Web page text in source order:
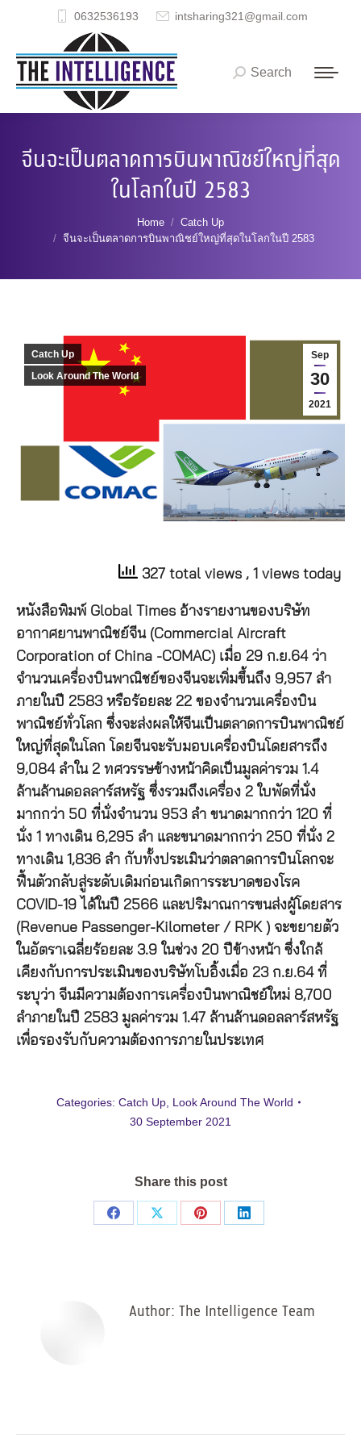
0632536193 intsharing321@gmail.com
Search:
Search
จีนจะเป็นตลาดการบินพาณิชย์ใหญ่ที่สุด
ในโลกในปี 2583
Home
Catch Up
จีนจะเป็นตลาดการบินพาณิชย์ใหญ่ที่สุดในโลกในปี 2583
Sep
30
2021
Catch Up
Look Around The World
327 total views , 1 views today
หนังสือพิมพ์ Global Times อ้างรายงานของบริษัท
อากาศยานพาณิชย์จีน (Commercial Aircraft
Corporation of China -COMAC) เมื่อ 29 ก.ย.64 ว่า
จำนวนเครื่องบินพาณิชย์ของจีนจะเพิ่มขึ้นถึง 9,957 ลำ
ภายในปี 2583 หรือร้อยละ 22 ของจำนวนเครื่องบิน
พาณิชย์ทั่วโลก ซึ่งจะส่งผลให้จีนเป็นตลาดการบินพาณิชย์
ใหญ่ที่สุดในโลก โดยจีนจะรับมอบเครื่องบินโดยสารถึง
9,084 ลำใน 2 ทศวรรษข้างหน้าคิดเป็นมูลค่ารวม 1.4
ล้านล้านดอลลาร์สหรัฐ ซึ่งรวมถึงเครื่อง 2 ใบพัดที่นั่ง
มากกว่า 50 ที่นั่งจำนวน 953 ลำ ขนาดมากกว่า 120 ที่
นั่ง 1 ทางเดิน 6,295 ลำ และขนาดมากกว่า 250 ที่นั่ง 2
ทางเดิน 1,836 ลำ กับทั้งประเมินว่าตลาดการบินโลกจะ
ฟื้นตัวกลับสู่ระดับเดิมก่อนเกิดการระบาดของโรค
COVID-19 ได้ในปี 2566 และปริมาณการขนส่งผู้โดยสาร
(Revenue Passenger-Kilometer / RPK ) จะขยายตัว
ในอัตราเฉลี่ยร้อยละ 3.9 ในช่วง 20 ปีข้างหน้า ซึ่งใกล้
เคียงกับการประเมินของบริษัทโบอิ้งเมื่อ 23 ก.ย.64 ที่
ระบุว่า จีนมีความต้องการเครื่องบินพาณิชย์ใหม่ 8,700
ลำภายในปี 2583 มูลค่ารวม 1.47 ล้านล้านดอลลาร์สหรัฐ
เพื่อรองรับกับความต้องการภายในประเทศ
Categories: Catch Up, Look Around The World
30 September 2021
Share this post
Share
Share
Share
Share
Author: The Intelligence Team